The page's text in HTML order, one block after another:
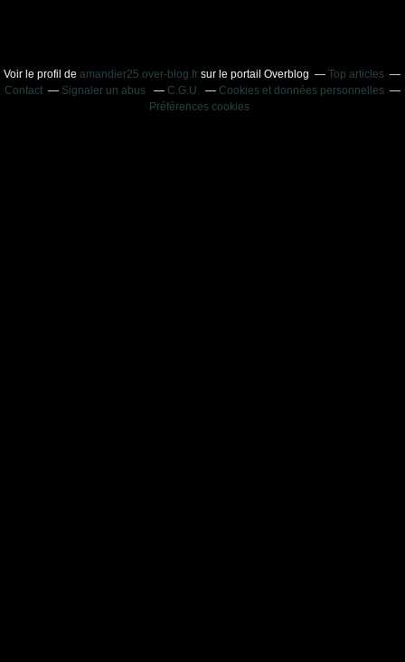
Voir le profil deamandier25.over-blog.fr sur le portail Overblog
Top articles
Contact
Signaler un abus C.G.U.
Cookies et données personnelles
Préférences cookies